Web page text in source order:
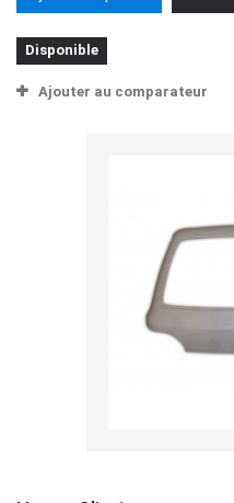
Disponible
Ajouter au comparateur